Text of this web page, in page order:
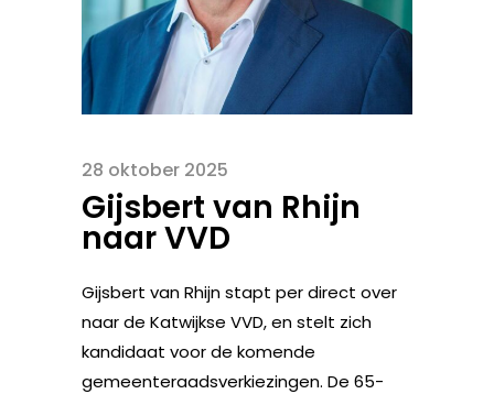
28 oktober 2025
Gijsbert van Rhijn
naar VVD
Gijsbert van Rhijn stapt per direct over
naar de Katwijkse VVD, en stelt zich
kandidaat voor de komende
gemeenteraadsverkiezingen. De 65-